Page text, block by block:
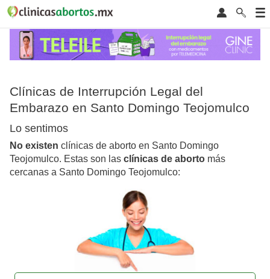
Clínicas de Interrupción Legal del
Embarazo en Santo Domingo Teojomulco
Lo sentimos
No existen clínicas de aborto en Santo Domingo
Teojomulco. Estas son las clínicas de aborto más
cercanas a Santo Domingo Teojomulco: